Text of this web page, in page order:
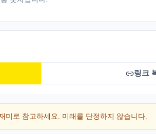
링크
미로 참고하세요. 미래를 단정하지 않습니다.